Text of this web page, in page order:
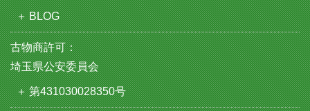
BLOG
古物商許可：
埼玉県公安委員会
第431030028350号